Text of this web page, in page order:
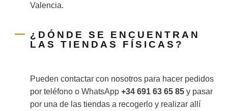
Valencia.
¿DÓNDE SE ENCUENTRAN
LAS TIENDAS FÍSICAS?
Pueden contactar con nosotros para hacer pedidos
por teléfono o WhatsApp+34 691 63 65 85 y pasar
por una de las tiendas a recogerlo y realizar allí